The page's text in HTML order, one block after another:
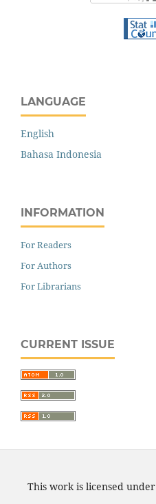
LANGUAGE
English
Bahasa Indonesia
INFORMATION
For Readers
For Authors
For Librarians
CURRENT ISSUE
This work is licensed under